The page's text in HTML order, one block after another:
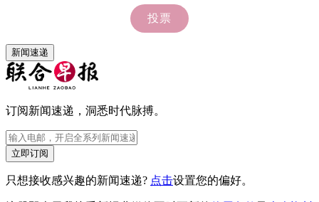
新闻速递
订阅新闻速递，洞悉时代脉搏。
立即订阅
只想接收感兴趣的新闻速递? 点击设置您的偏好。